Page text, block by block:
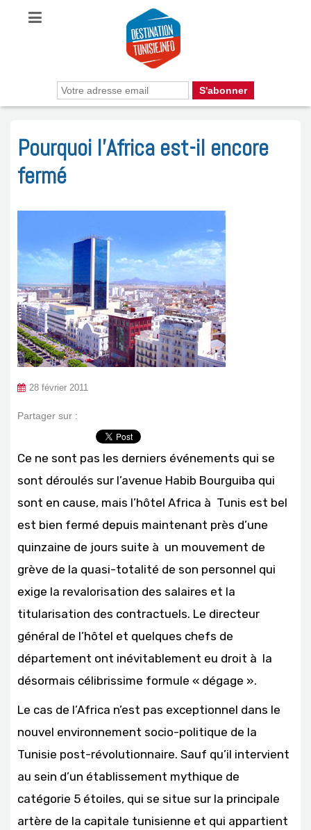
Pourquoi l’Africa est-il encore
fermé
28 février 2011
Partager sur :
Ce ne sont pas les derniers événements qui se
sont déroulés sur l’avenue Habib Bourguiba qui
sont en cause, mais l’hôtel Africa à Tunis est bel
est bien fermé depuis maintenant près d’une
quinzaine de jours suite à un mouvement de
grève de la quasi-totalité de son personnel qui
exige la revalorisation des salaires et la
titularisation des contractuels. Le directeur
général de l’hôtel et quelques chefs de
département ont inévitablement eu droit à la
désormais célibrissime formule « dégage ».
Le cas de l’Africa n’est pas exceptionnel dans le
nouvel environnement socio-politique de la
Tunisie post-révolutionnaire. Sauf qu’il intervient
au sein d’un établissement mythique de
catégorie 5 étoiles, qui se situe sur la principale
artère de la capitale tunisienne et qui appartient